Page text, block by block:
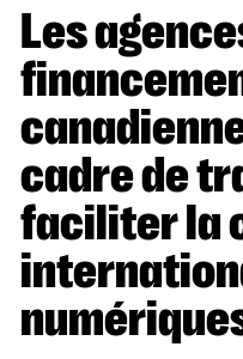
Les agences de
cadre de
faciliter la